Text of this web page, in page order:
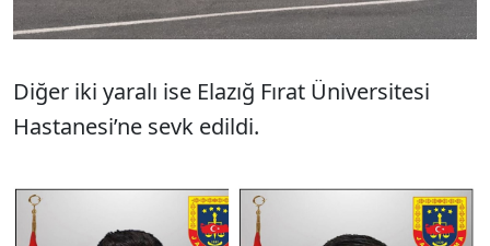
Diğer iki yaralı ise Elazığ Fırat Üniversitesi
Hastanesi’ne sevk edildi.